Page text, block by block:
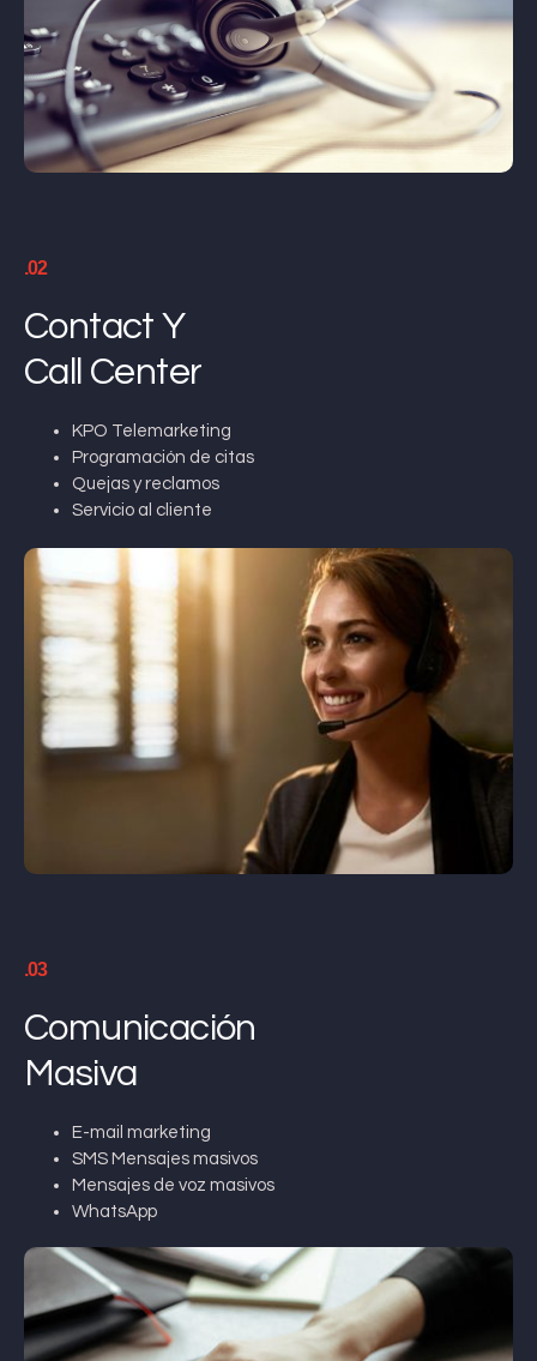
.02
Contact Y
Call Center
KPO Telemarketing
Programación de citas
Quejas y reclamos
Servicio al cliente
.03
Comunicación
Masiva
E-mail marketing
SMS Mensajes masivos
Mensajes de voz masivos
WhatsApp